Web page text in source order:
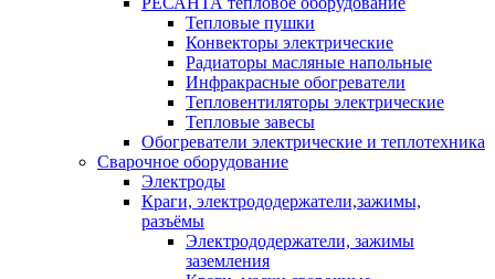
Тепловые пушки
Конвекторы электрические
Радиаторы масляные напольные
Инфракрасные обогреватели
Тепловентиляторы электрические
Тепловые завесы
Обогреватели электрические и теплотехника
Сварочное оборудование
Электроды
Краги, электрододержатели,зажимы,
разъёмы
Электрододержатели, зажимы
заземления